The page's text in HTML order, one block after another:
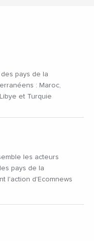
pays de la
: Maroc,
et Turquie
les acteurs
pays de la
l'action d'Ecomnews